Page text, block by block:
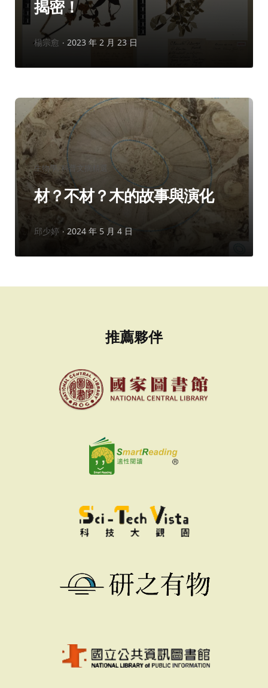
揭密！
作
楊宗愈 2023 年 2 月 23 日
分
類：
生物學 科普文摘精選
材？不材？木的故事與演化
作
邱少婷 2024 年 5 月 4 日
推薦夥伴